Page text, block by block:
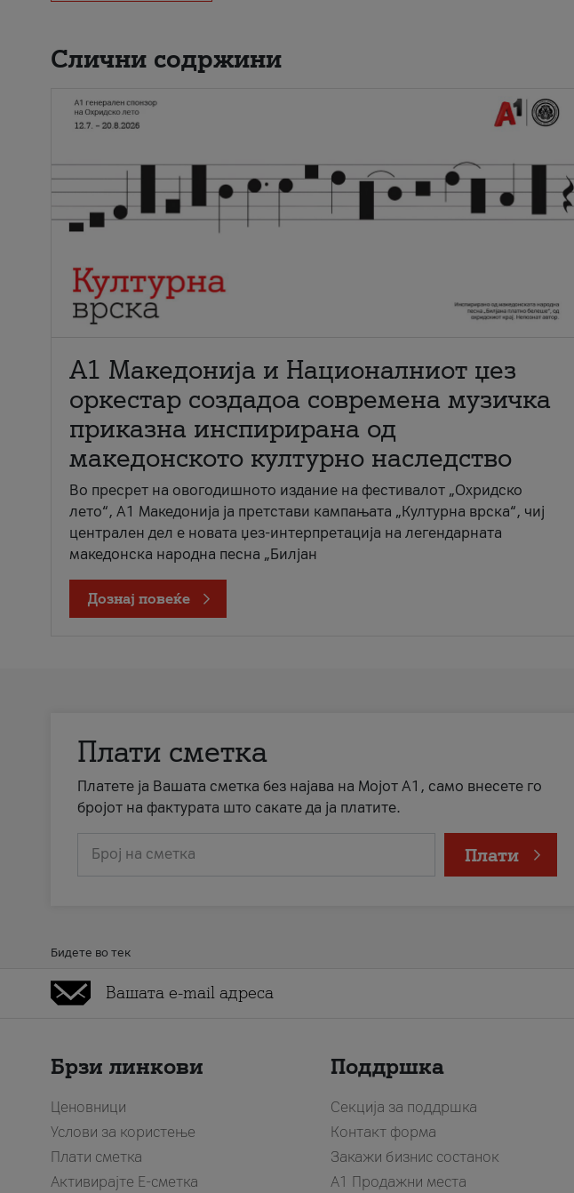
Слични содржини
А1 Македонија и Националниот џез
оркестар создадоа современа музичка
приказна инспирирана од
македонското културно наследство
Во пресрет на овогодишното издание на фестивалот „Охридско
лето“, А1 Македонија ја претстави кампањата „Културна врска“, чиј
централен дел е новата џез-интерпретација на легендарната
македонска народна песна „Билјан
Дознај повеќе
Плати сметка
Платете ја Вашата сметка без најава на Мојот А1, само внесете го
бројот на фактурата што сакате да ја платите.
Број на сметка Плати
Бидете во тек
Брзи линкови
Ценовници
Услови за користење
Плати сметка
Активирајте Е-сметка
Поддршка
Секција за поддршка
Контакт форма
Закажи бизнис состанок
A1 Продажни места